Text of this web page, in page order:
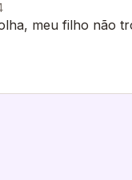
meu filho não